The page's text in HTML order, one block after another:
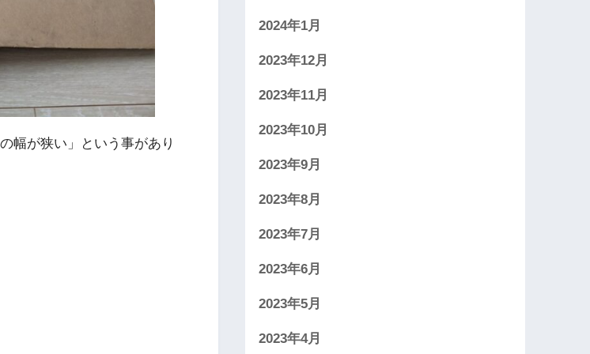
幅が狭い」という事があり
2024年1月
2023年12月
2023年11月
2023年10月
2023年9月
2023年8月
2023年7月
2023年6月
2023年5月
2023年4月